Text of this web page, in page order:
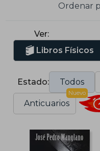
va a
primer
Ordenar
Ver:
Libros Físicos
Estado: Todos
Anticuarios
Nuevo